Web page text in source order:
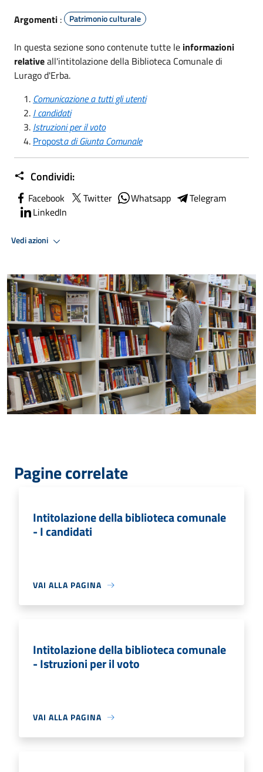
Argomenti : Patrimonio culturale
In questa sezione sono contenute tutte le informazioni
relativeall'intitolazione della Biblioteca Comunale di
Lurago d'Erba.
Comunicazione a tutti gli utenti
I candidati
Istruzioni per il voto
Proposta di Giunta Comunale
Condividi:
Facebook Twitter Whatsapp
Telegram
LinkedIn
Vedi azioni
Pagine correlate
Intitolazione della biblioteca comunale
- I candidati
VAI ALLA PAGINA
Intitolazione della biblioteca comunale
- Istruzioni per il voto
VAI ALLA PAGINA